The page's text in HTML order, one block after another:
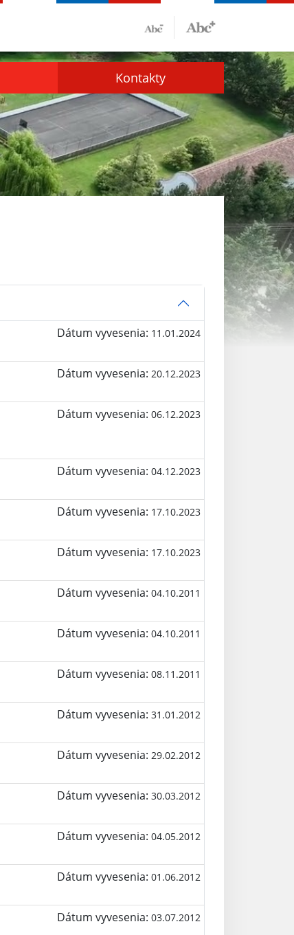
Kontakty
Dátum vyvesenia: 11.01.2024
Dátum vyvesenia: 20.12.2023
Dátum vyvesenia: 06.12.2023
Dátum vyvesenia: 04.12.2023
Dátum vyvesenia: 17.10.2023
Dátum vyvesenia: 17.10.2023
Dátum vyvesenia: 04.10.2011
Dátum vyvesenia: 04.10.2011
Dátum vyvesenia: 08.11.2011
Dátum vyvesenia: 31.01.2012
Dátum vyvesenia: 29.02.2012
Dátum vyvesenia: 30.03.2012
Dátum vyvesenia: 04.05.2012
Dátum vyvesenia: 01.06.2012
Dátum vyvesenia: 03.07.2012